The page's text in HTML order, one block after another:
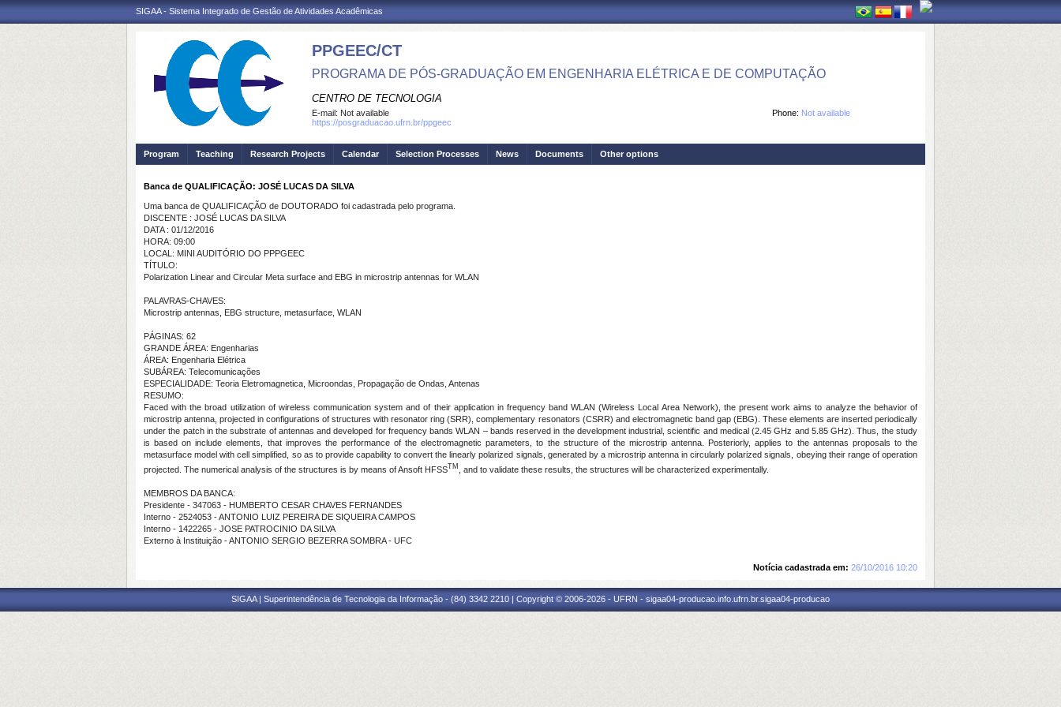
SIGAA - Sistema Integrado de Gestão de Atividades Acadêmicas
PPGEEC/CT
PROGRAMA DE PÓS-GRADUAÇÃO EM ENGENHARIA ELÉTRICA E DE COMPUTAÇÃO
CENTRO DE TECNOLOGIA
Phone: Not available
E-mail: Not available
https://posgraduacao.ufrn.br/ppgeec
Program Teaching Research Projects Calendar Selection Processes News Documents Other options
Banca de QUALIFICAÇÃO: JOSÉ LUCAS DA SILVA
Uma banca de QUALIFICAÇÃO de DOUTORADO foi cadastrada pelo programa.
DISCENTE : JOSÉ LUCAS DA SILVA
DATA : 01/12/2016
HORA: 09:00
LOCAL: MINI AUDITÓRIO DO PPPGEEC
TÍTULO:
Polarization Linear and Circular Meta surface and EBG in microstrip antennas for WLAN
PALAVRAS-CHAVES:
Microstrip antennas, EBG structure, metasurface, WLAN
PÁGINAS: 62
GRANDE ÁREA: Engenharias
ÁREA: Engenharia Elétrica
SUBÁREA: Telecomunicações
ESPECIALIDADE: Teoria Eletromagnetica, Microondas, Propagação de Ondas, Antenas
RESUMO:
Faced with the broad utilization of wireless communication system and of their application in frequency band WLAN (Wireless Local Area Network), the present work aims to analyze the behavior of
microstrip antenna, projected in configurations of structures with resonator ring (SRR), complementary resonators (CSRR) and electromagnetic band gap (EBG). These elements are inserted periodically
under the patch in the substrate of antennas and developed for frequency bands WLAN – bands reserved in the development industrial, scientific and medical (2.45 GHz and 5.85 GHz). Thus, the study
is based on include elements, that improves the performance of the electromagnetic parameters, to the structure of the microstrip antenna. Posteriorly, applies to the antennas proposals to the
metasurface model with cell simplified, so as to provide capability to convert the linearly polarized signals, generated by a microstrip antenna in circularly polarized signals, obeying their range of operation
projected. The numerical analysis of the structures is by means of Ansoft HFSSTM , and to validate these results, the structures will be characterized experimentally.
MEMBROS DA BANCA:
Presidente - 347063 - HUMBERTO CESAR CHAVES FERNANDES
Interno - 2524053 - ANTONIO LUIZ PEREIRA DE SIQUEIRA CAMPOS
Interno - 1422265 - JOSE PATROCINIO DA SILVA
Externo à Instituição - ANTONIO SERGIO BEZERRA SOMBRA - UFC
Notícia cadastrada em: 26/10/2016 10:20
SIGAA | Superintendência de Tecnologia da Informação - (84) 3342 2210 | Copyright © 2006-2026 - UFRN - sigaa04-producao.info.ufrn.br.sigaa04-producao